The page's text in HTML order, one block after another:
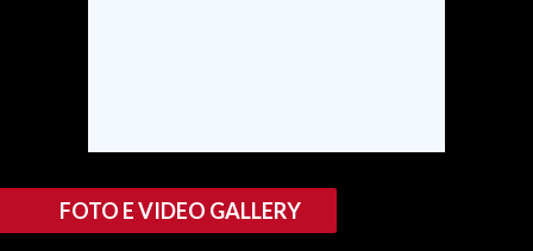
FOTO E VIDEO GALLERY